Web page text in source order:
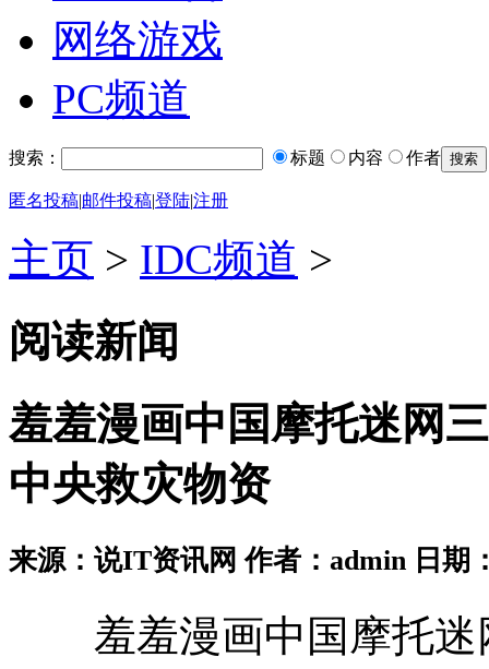
网络游戏
PC频道
搜索： 标题 内容 作者
匿名投稿|邮件投稿|登陆|注册
主页 > IDC频道 >
阅读新闻
羞羞漫画中国摩托迷网
中央救灾物资
来源：说IT资讯网 作者：admin 日期
羞羞漫画中国摩托迷